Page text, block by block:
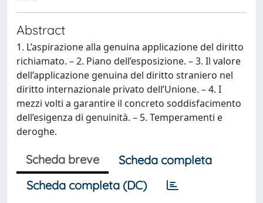
Abstract
1. L’aspirazione alla genuina applicazione del diritto
richiamato. – 2. Piano dell’esposizione. – 3. Il valore
dell’applicazione genuina del diritto straniero nel
diritto internazionale privato dell’Unione. – 4. I
mezzi volti a garantire il concreto soddisfacimento
dell’esigenza di genuinità. – 5. Temperamenti e
deroghe.
Scheda breve
Scheda completa
Scheda completa (DC)